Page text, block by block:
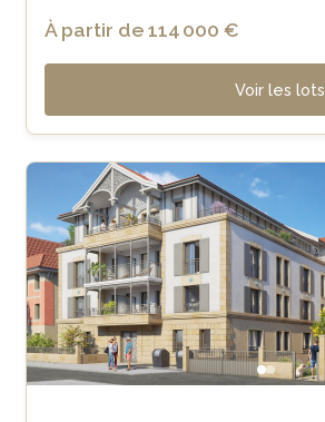
À partir de 114 000 €
Voir les lots